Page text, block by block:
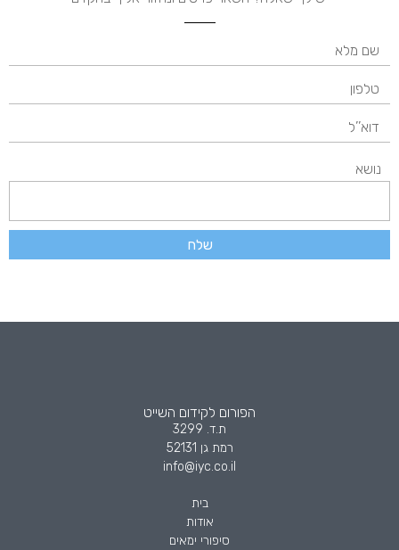
נושא
שלח
הפורום לקידום השייט
ת.ד. 3299
רמת גן 52131
info@iyc.co.il
בית
אודות
סיפורי ימאים